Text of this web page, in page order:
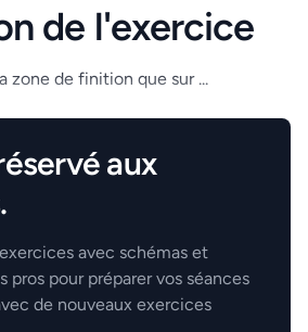
de l'exercice
zone de finition que sur ...
aux
avec schémas et
pros pour préparer vos séances
de nouveaux exercices